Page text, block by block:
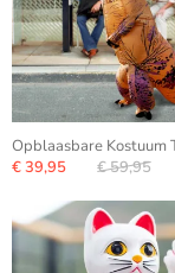
Opblaasbare Kostuum
€ 39,95
€ 59,95